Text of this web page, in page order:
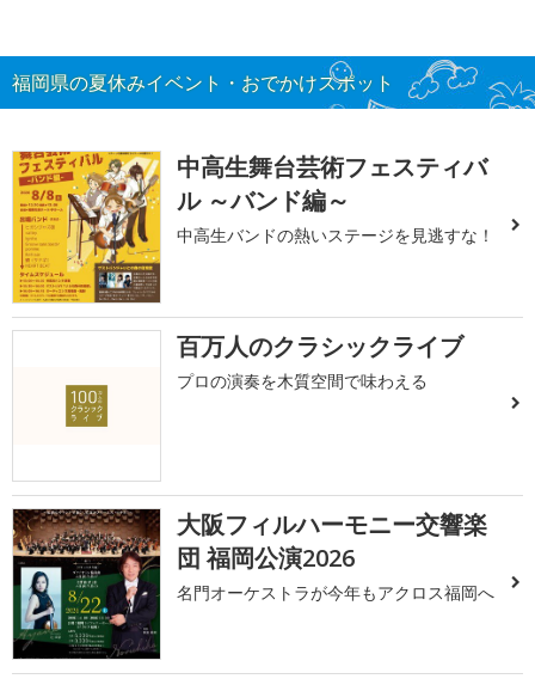
福岡県の夏休みイベント・おでかけスポット
中高生舞台芸術フェスティバ
ル ～バンド編～
中高生バンドの熱いステージを見逃すな！
百万人のクラシックライブ
プロの演奏を木質空間で味わえる
大阪フィルハーモニー交響楽
団 福岡公演2026
名門オーケストラが今年もアクロス福岡へ